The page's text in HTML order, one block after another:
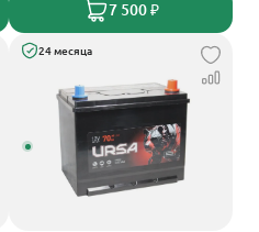
7 500 ₽
24 месяца